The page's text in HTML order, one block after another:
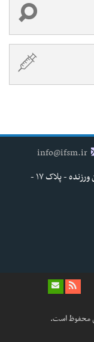
info@ifsm.ir
تهران - خیابان شهید مفتح جنوبی - خیابان ورزنده - پلاک ۱۷ -
محفوظ است.